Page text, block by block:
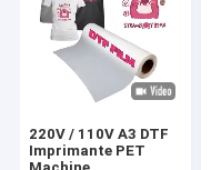
220V / 110V A3 DTF
Imprimante PET